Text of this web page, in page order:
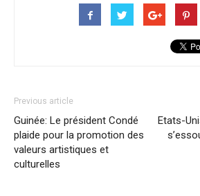
Previous article
Guinée: Le président Condé
plaide pour la promotion des
valeurs artistiques et
culturelles
Etats-